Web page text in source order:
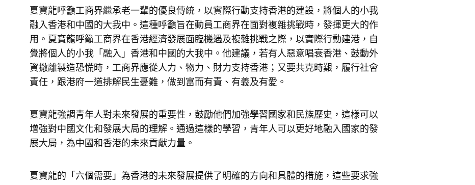
夏寶龍呼籲工商界繼承老一輩的優良傳統，以實際行動支持香港的建設，將個人的小我
融入香港和中國的大我中。這種呼籲旨在動員工商界在面對複雜挑戰時，發揮更大的作
用。夏寶龍呼籲工商界在香港經濟發展面臨機遇及複雜挑戰之際，以實際行動建港，自
覺將個人的小我「融入」香港和中國的大我中。他建議，若有人惡意唱衰香港、鼓動外
資撤離製造恐慌時，工商界應從人力、物力、財力支持香港；又要共克時艱，履行社會
責任，跟港府一道排解民生憂難，做到富而有責、有義及有愛。
夏寶龍強調青年人對未來發展的重要性，鼓勵他們加強學習國家和民族歷史，這樣可以
增強對中國文化和發展大局的理解。通過這樣的學習，青年人可以更好地融入國家的發
展大局，為中國和香港的未來貢獻力量。
夏寶龍的「六個需要」為香港的未來發展提供了明確的方向和具體的措施，這些要求強